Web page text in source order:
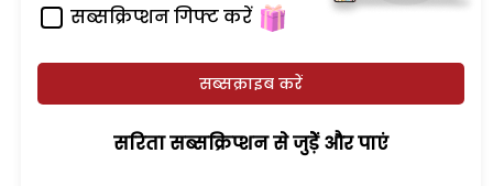
सब्सक्रिप्शन गिफ्ट करें
सब्सक्राइब करें
सरिता सब्सक्रिप्शन से जुड़ेें और पाएं